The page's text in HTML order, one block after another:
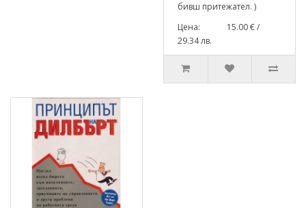
бивш притежател. )
Цена: 15.00 € /
29.34 лв.